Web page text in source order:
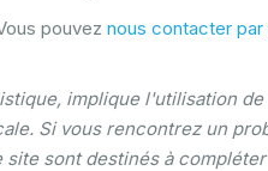
pouvez nous contacter par
implique l'utilisation
Si vous rencontrez un
sont destinés à